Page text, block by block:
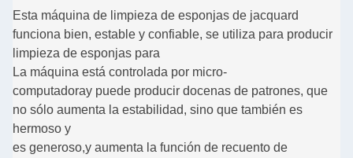
Esta máquina de limpieza de esponjas de jacquard
funciona bien, estable y confiable, se utiliza para producir
limpieza de esponjas para
La máquina está controlada por micro-
computadoray puede producir docenas de patrones, que
no sólo aumenta la estabilidad, sino que también es
hermoso y
es generoso,y aumenta la función de recuento de